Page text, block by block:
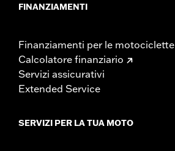
FINANZIAMENTI
Finanziamenti per le motociclette
Calcolatore finanziario
Servizi assicurativi
Extended Service
SERVIZI PER LA TUA MOTO